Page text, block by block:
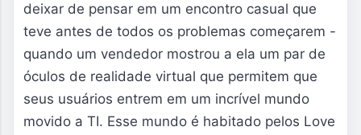
deixar de pensar em um encontro casual que
teve antes de todos os problemas começarem -
quando um vendedor mostrou a ela um par de
óculos de realidade virtual que permitem que
seus usuários entrem em um incrível mundo
movido a TI. Esse mundo é habitado pelos Love